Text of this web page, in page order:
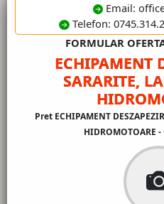
Email:
Telefon:
FORMULAR
ECHIPAMENT
SARARITE,
Pret ECHIPAMENT
HIDROMOTOARE